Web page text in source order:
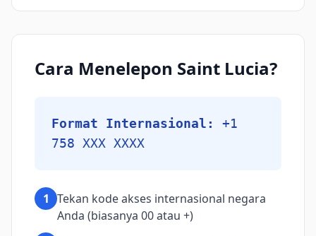
Cara Menelepon Saint Lucia?
Format Internasional:
+1
758 XXX XXXX
1 Tekan kode akses internasional negara
Anda (biasanya 00 atau +)